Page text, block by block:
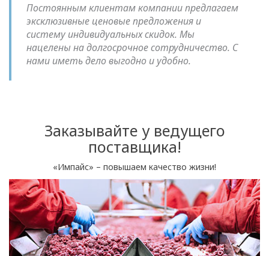
Постоянным клиентам компании предлагаем
эксклюзивные ценовые предложения и
систему индивидуальных скидок. Мы
нацелены на долгосрочное сотрудничество. С
нами иметь дело выгодно и удобно.
Заказывайте у ведущего
поставщика!
«Импайс» – повышаем качество жизни!